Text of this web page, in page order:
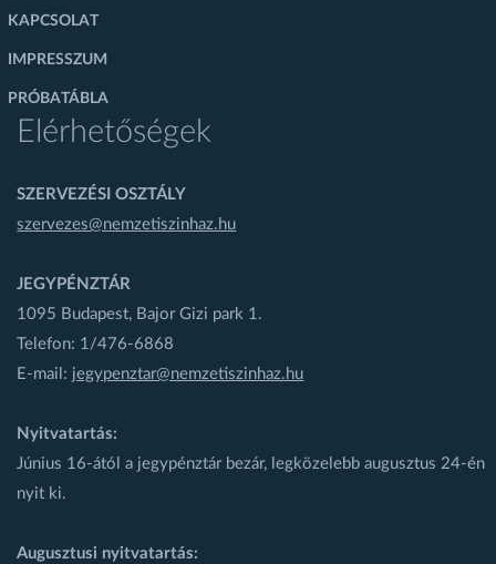
KAPCSOLAT
IMPRESSZUM
PRÓBATÁBLA
Elérhetőségek
SZERVEZÉSI OSZTÁLY
szervezes@nemzetiszinhaz.hu
JEGYPÉNZTÁR
1095 Budapest, Bajor Gizi park 1.
Telefon: 1/476-6868
E-mail: jegypenztar@nemzetiszinhaz.hu
Nyitvatartás:
Június 16-ától a jegypénztár bezár, legközelebb augusztus 24-én
nyit ki.
Augusztusi nyitvatartás: